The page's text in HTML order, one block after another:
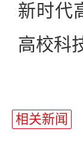
新时代
高校科
相关新闻